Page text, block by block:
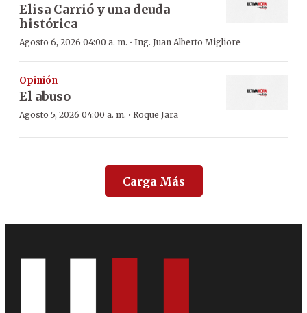
Elisa Carrió y una deuda
histórica
Agosto 6, 2026 04:00 a. m. · Ing. Juan Alberto Migliore
Opinión
El abuso
Agosto 5, 2026 04:00 a. m. · Roque Jara
Carga Más